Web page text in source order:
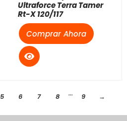
Ultraforce Terra Tamer
Rt-X 120/117
Comprar Ahora
5 6 7 8 ... 9 →